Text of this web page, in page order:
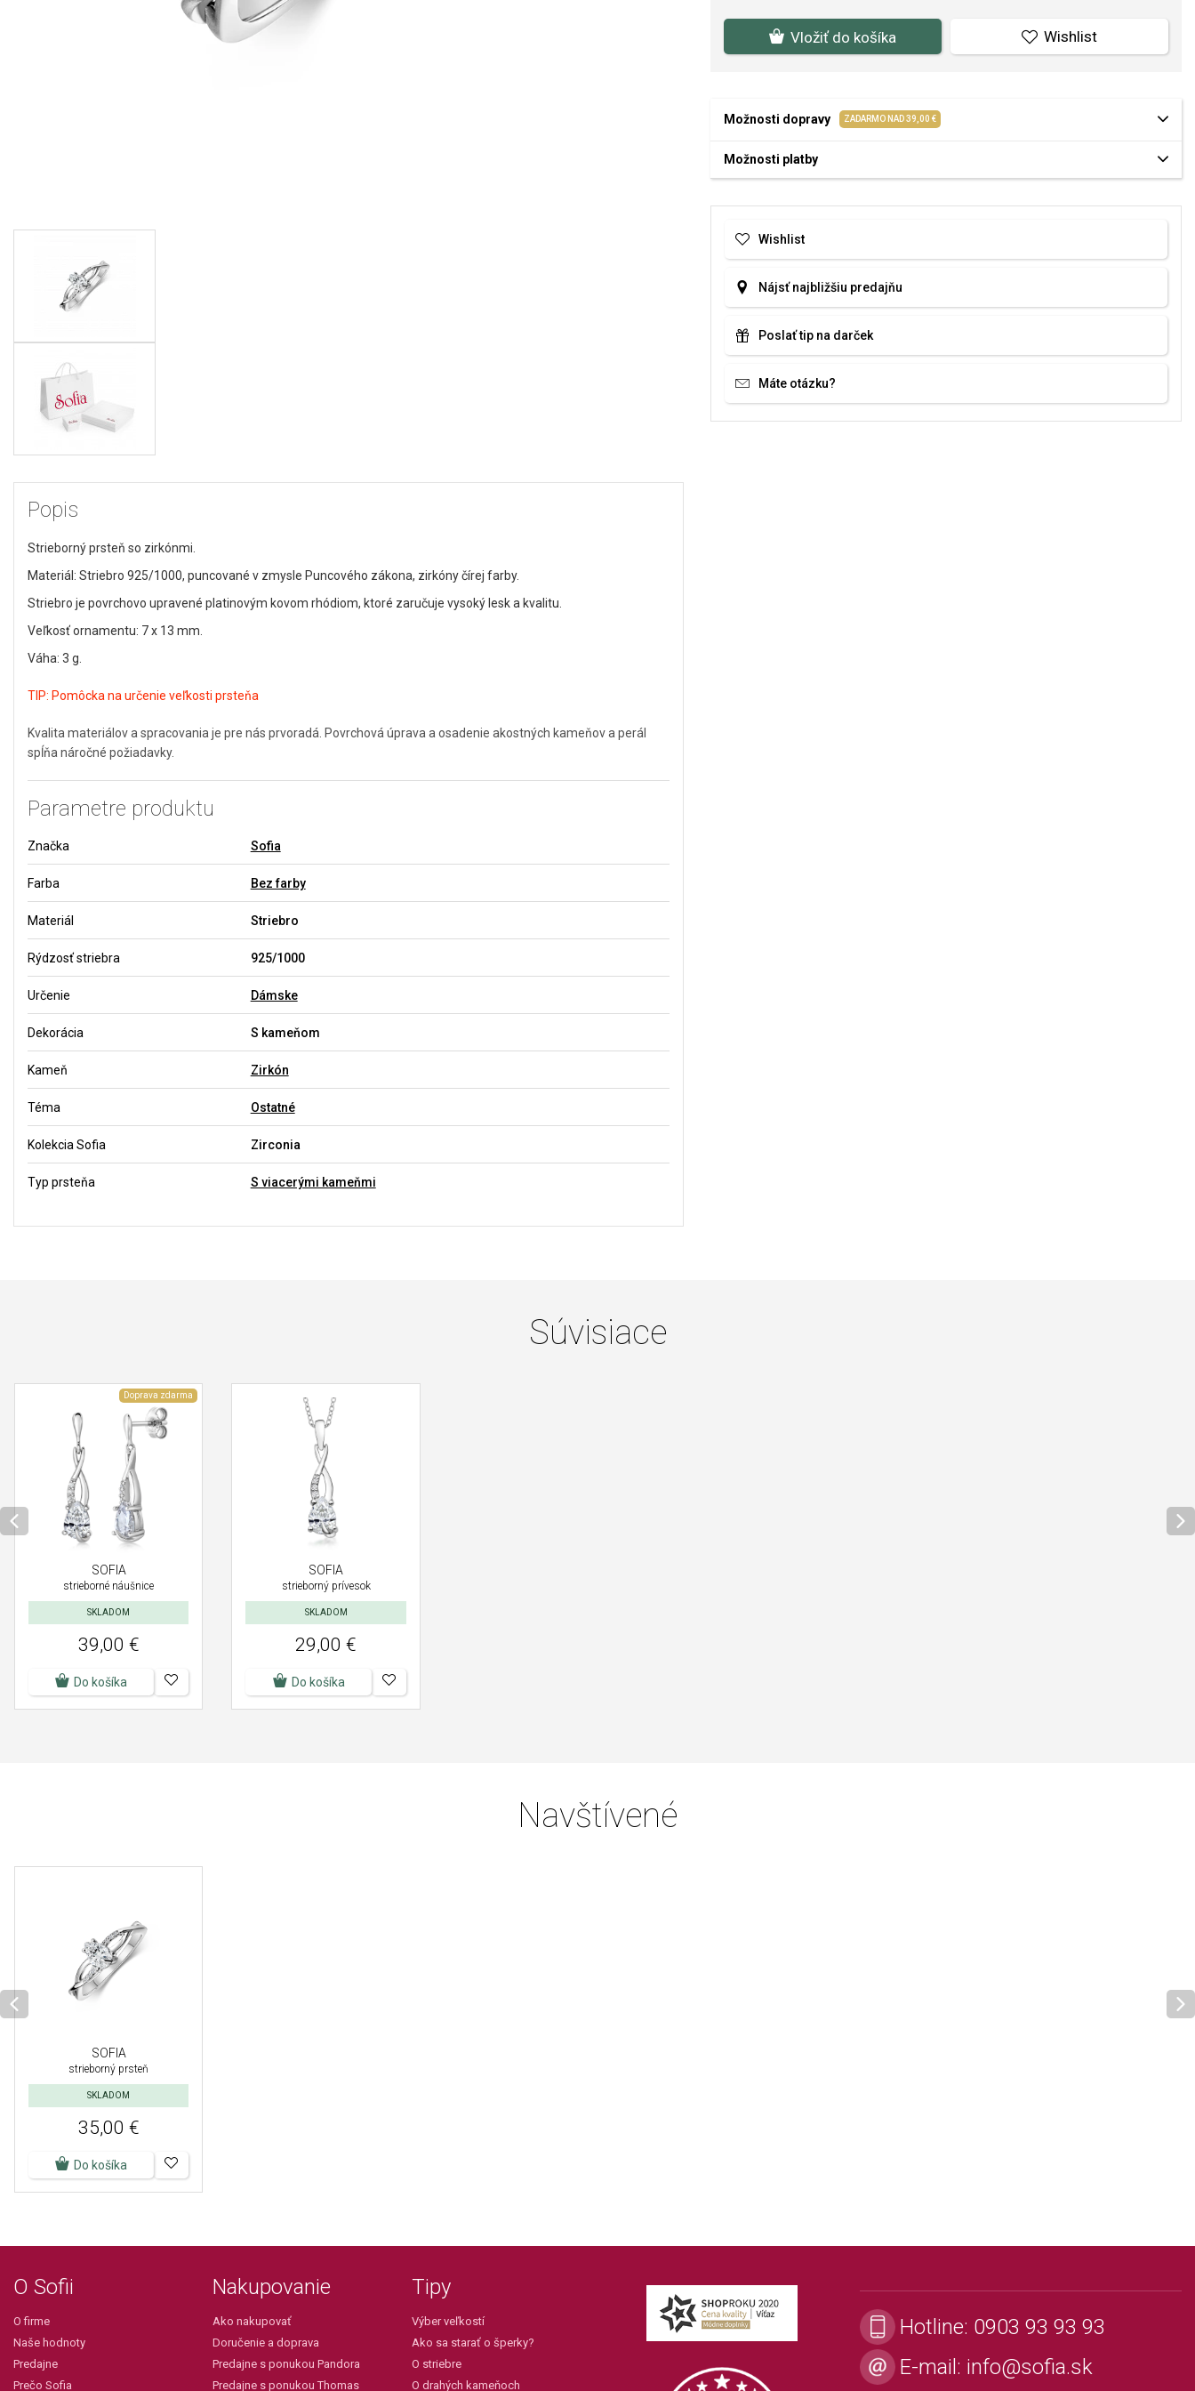
Popis
Strieborný prsteň so zirkónmi.
Materiál: Striebro 925/1000, puncované v zmysle Puncového zákona, zirkóny čírej farby.
Striebro je povrchovo upravené platinovým kovom rhódiom, ktoré zaručuje vysoký lesk a kvalitu.
Veľkosť ornamentu: 7 x 13 mm.
Váha: 3 g.
TIP: Pomôcka na určenie veľkosti prsteňa
Kvalita materiálov a spracovania je pre nás prvoradá. Povrchová úprava a osadenie akostných kameňov a perál
spĺňa náročné požiadavky.
Parametre produktu
Značka Sofia
Farba Bez farby
Materiál Striebro
Rýdzosť striebra 925/1000
Určenie Dámske
Dekorácia S kameňom
Kameň Zirkón
Téma Ostatné
Kolekcia Sofia Zirconia
Typ prsteňa S viacerými kameňmi
Vložiť do košíka Wishlist
Možnosti dopravy ZADARMO NAD 39,00 €
Možnosti platby
Wishlist
Nájsť najbližšiu predajňu
Poslať tip na darček
Máte otázku?
Súvisiace
Doprava zdarma
SOFIA
strieborné náušnice
SKLADOM
39,00 €
Do košíka
SOFIA
strieborný prívesok
SKLADOM
29,00 €
Do košíka
Navštívené
SOFIA
strieborný prsteň
SKLADOM
35,00 €
Do košíka
O Sofii
O firme
Naše hodnoty
Predajne
Prečo Sofia
Nakupovanie
Ako nakupovať
Doručenie a doprava
Predajne s ponukou Pandora
Predajne s ponukou Thomas
Tipy
Výber veľkostí
Ako sa starať o šperky?
O striebre
O drahých kameňoch
Hotline: 0903 93 93 93
E-mail: info@sofia.sk